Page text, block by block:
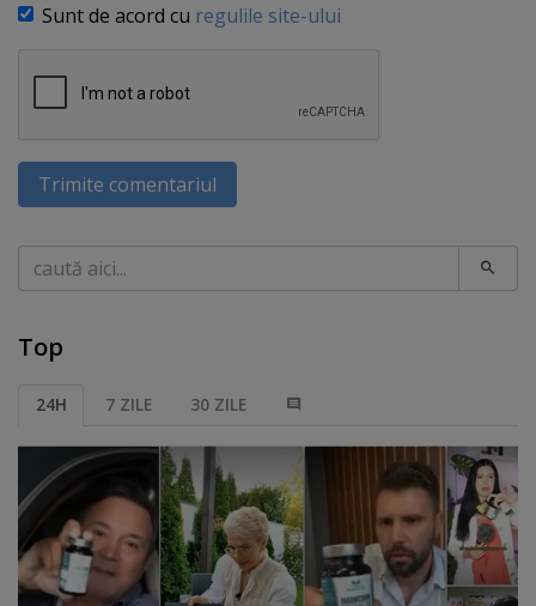
Sunt de acord cu regulile site-ului
Trimite comentariul
Caută
Top
24H 7 ZILE 30 ZILE